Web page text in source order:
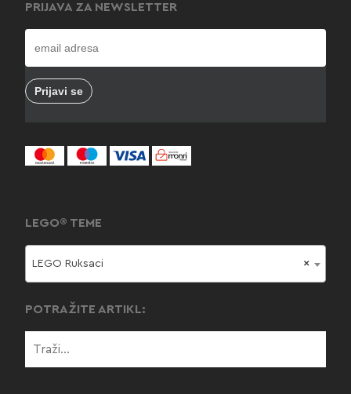
PRIJAVA ZA NEWSLETTER
LEGO® TEME
×
LEGO Ruksaci
POTRAŽITE ARTIKL: